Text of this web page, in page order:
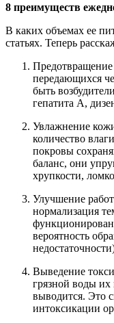
8 преимуществ
В каких объемах ее
статьях. Теперь
передающихся
быть
гепатита А,
Увлажнение
количество
покровы
баланс, они
хрупкости,
Улучшение
нормализация
вероятность
Выведение
грязной воды их
выводится. Это
интоксикации